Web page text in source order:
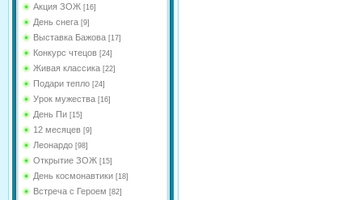
Акция ЗОЖ [16]
День снега [9]
Выставка Бажова [17]
Конкурс чтецов [24]
Живая классика [22]
Подари тепло [24]
Урок мужества [16]
День Пи [15]
12 месяцев [9]
Леонардо [98]
Открытие ЗОЖ [15]
День космонавтики [18]
Встреча с Героем [82]